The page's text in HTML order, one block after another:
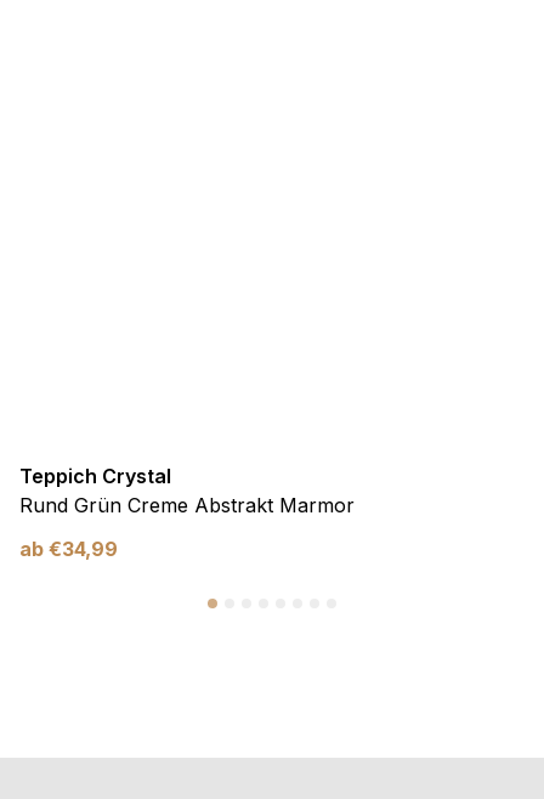
Teppich Crystal
Rund Grün Creme Abstrakt Marmor
ab €34,99